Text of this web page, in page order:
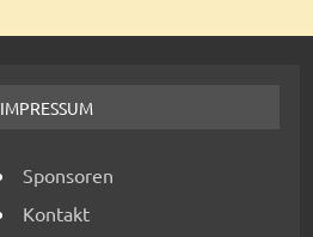
IMPRESSUM
Sponsoren
Kontakt